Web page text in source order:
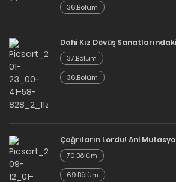
36.Bölüm
Dahi Kız Dövüş
37.Bölüm
36.Bölüm
Çağrıların Lordu! Ani
70.Bölüm
69.Bölüm